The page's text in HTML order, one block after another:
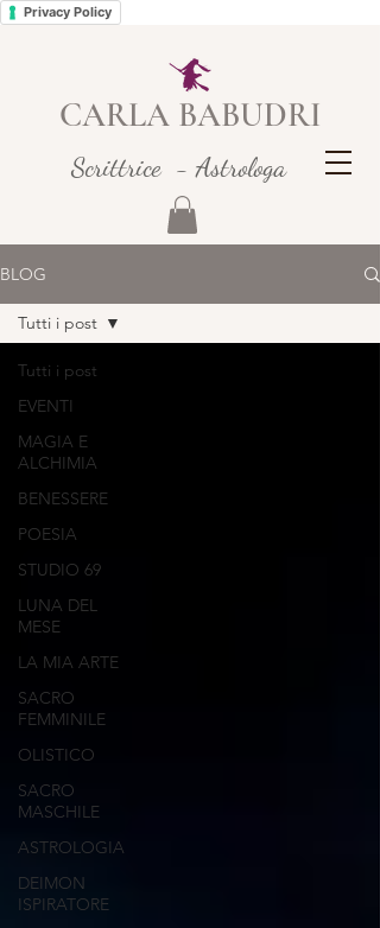
Privacy Policy
CARLA BABUDRI
Scrittrice - Astrologa
BLOG
Tutti i post
EVENTI
MAGIA E
ALCHIMIA
BENESSERE
POESIA
STUDIO 69
LUNA DEL
MESE
LA MIA ARTE
SACRO
FEMMINILE
OLISTICO
SACRO
MASCHILE
ASTROLOGIA
DEIMON
ISPIRATORE
Tutti i post